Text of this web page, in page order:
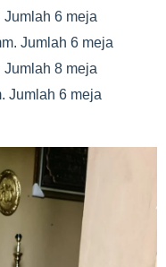
Jumlah 6 meja
Jumlah 6 meja
Jumlah 8 meja
Jumlah 6 meja